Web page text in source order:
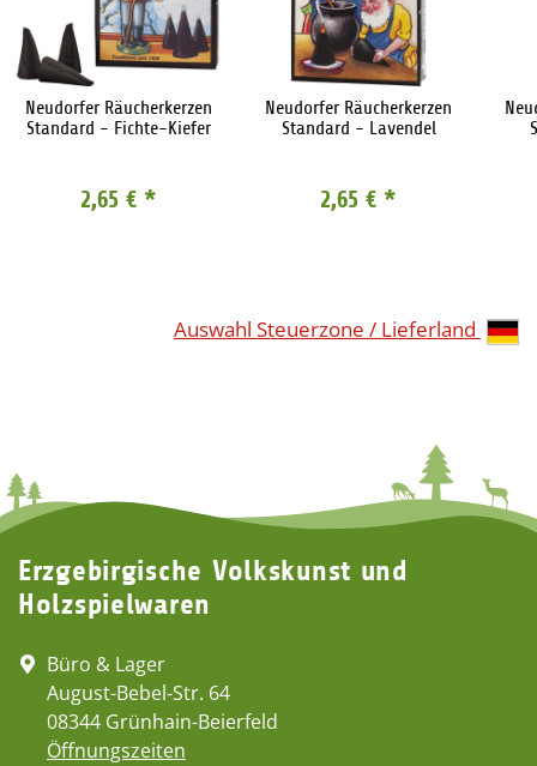
Neudorfer Räucherkerzen
Standard - Fichte-Kiefer
2,65 € *
Neudorfer Räucherkerzen
Standard - Lavendel
2,65 € *
Auswahl Steuerzone / Lieferland
Erzgebirgische Volkskunst und
Holzspielwaren
Büro & Lager
August-Bebel-Str. 64
08344 Grünhain-Beierfeld
Öffnungszeiten